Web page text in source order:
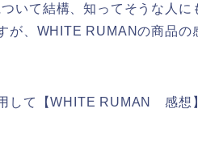
いて結構、知ってそうな人
が、WHITE RUMANの商品の
して【WHITE RUMAN 感想